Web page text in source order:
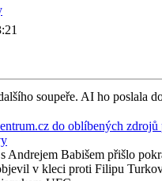
soupeře. AI ho poslala
do oblíbených
Andrejem Babišem přišlo
v kleci proti Filipu